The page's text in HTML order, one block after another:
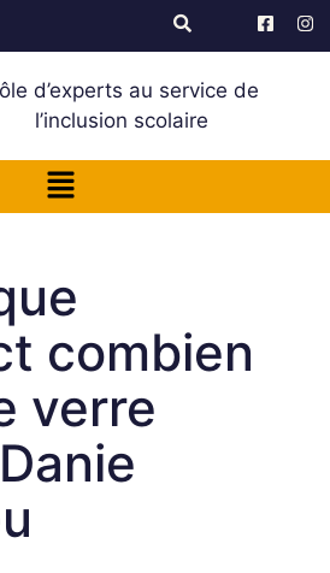
d’experts au service de
l’inclusion scolaire
combien
verre